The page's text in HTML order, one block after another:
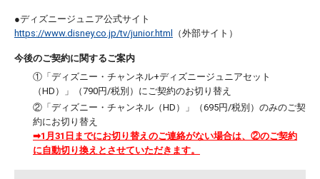
●ディズニージュニア公式サイト
https://www.disney.co.jp/tv/junior.html （外部サイト）
今後のご契約に関するご案内
①「ディズニー・チャンネル+ディズニージュニアセット
（HD）」（790円/税別）にご契約のお切り替え
②「ディズニー・チャンネル（HD）」（695円/税別）のみのご契
約にお切り替え
➡1月31日までにお切り替えのご連絡がない場合は、②のご契約
に自動切り換えとさせていただきます。